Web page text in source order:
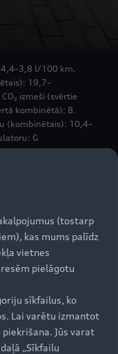
4,4–3,8 l/100 km.
19,7–
izmeši (svērtie
kombinētā): B.
(kombinētais): 10,4–
G
eleganto
komfortu.
(tostarp
kas mums palīdz
vietnes
pielāgotu
sīkfailus, ko
Lai varētu izmantot
Jūs varat
„Sīkfailu